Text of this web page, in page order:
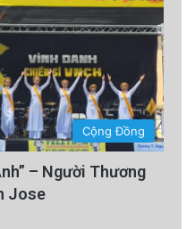
Cộng Đồng
– Người Thương
Jose